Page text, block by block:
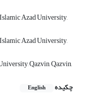
Azad University,
Azad University,
Qazvin, Qazvin,
چکیده
English